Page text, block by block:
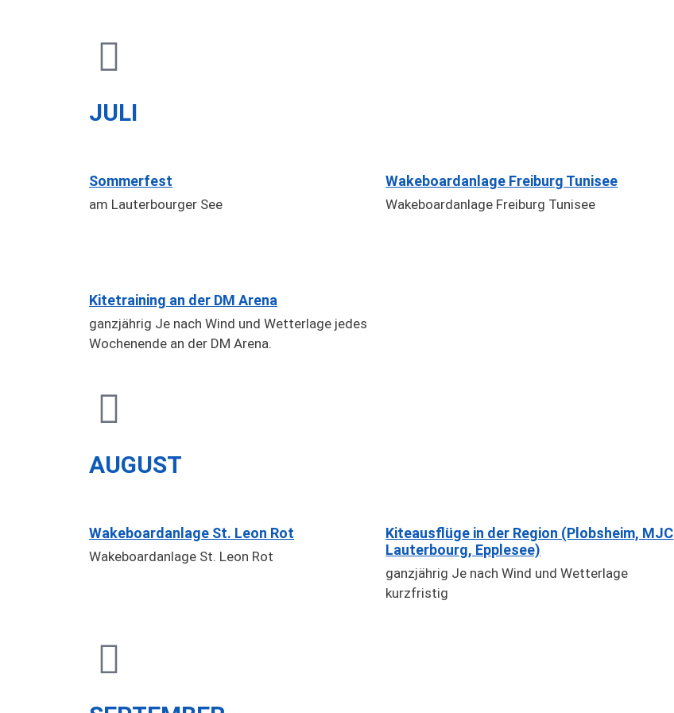
JULI
Sommerfest
am Lauterbourger See
Wakeboardanlage Freiburg Tunisee
Wakeboardanlage Freiburg Tunisee
Kitetraining an der DM Arena
ganzjährig Je nach Wind und Wetterlage jedes
Wochenende an der DM Arena.
AUGUST
Wakeboardanlage St. Leon Rot
Wakeboardanlage St. Leon Rot
Kiteausflüge in der Region (Plobsheim, MJC
Lauterbourg, Epplesee)
ganzjährig Je nach Wind und Wetterlage
kurzfristig